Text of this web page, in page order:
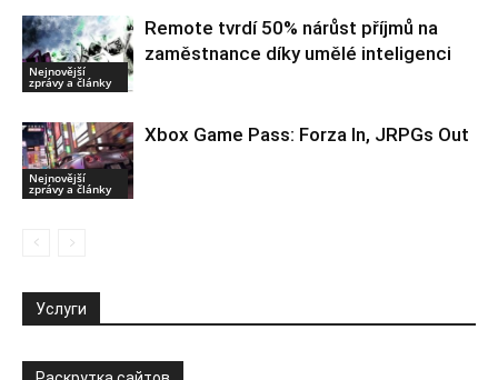
Nejnovější
zprávy a články
Remote tvrdí 50% nárůst příjmů na
zaměstnance díky umělé inteligenci
Nejnovější
zprávy a články
Xbox Game Pass: Forza In, JRPGs Out
Услуги